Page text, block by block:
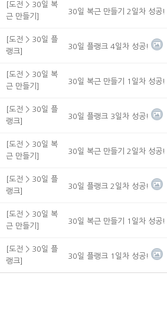
[도전 > 30일 복
근 만들기]
30일 복근 만들기 2일차 성공!
[도전 > 30일 플
랭크]
30일 플랭크 4일차 성공!
[도전 > 30일 복
근 만들기]
30일 복근 만들기 1일차 성공!
[도전 > 30일 플
랭크]
30일 플랭크 3일차 성공!
[도전 > 30일 복
근 만들기]
30일 복근 만들기 2일차 성공!
[도전 > 30일 플
랭크]
30일 플랭크 2일차 성공!
[도전 > 30일 복
근 만들기]
30일 복근 만들기 1일차 성공!
[도전 > 30일 플
랭크]
30일 플랭크 1일차 성공!